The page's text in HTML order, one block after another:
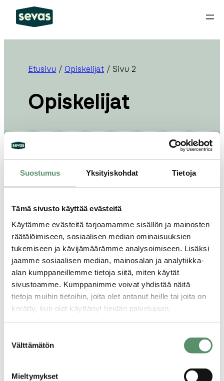
Suostumus Yksityiskohdat Tietoja
Tämä sivusto käyttää evästeitä
Käytämme evästeitä tarjoamamme sisällön ja mainosten
räätälöimiseen, sosiaalisen median ominaisuuksien
tukemiseen ja kävijämäärämme analysoimiseen. Lisäksi
jaamme sosiaalisen median, mainosalan ja analytiikka-
alan kumppaneillemme tietoja siitä, miten käytät
sivustoamme. Kumppanimme voivat yhdistää näitä
tietoja muihin tietoihin, joita olet antanut heille tai joita on
kerätty, kun olet käyttänyt heidän palvelujaan.
Evästeet >
valinta
Välttämätön
Mieltymykset
Siirry
sisältöön
Etusivu / Opiskelijat / Sivu 2
Opiskelijat
Voiko nykyinen vuokralainen luovuttaa minulle
suoraan avaimet?
12.01.2026
Sisältyykö vuokraani nettiyhteys?
12.01.2026
Tieto asunnon löytymisestä, asuntotarjous